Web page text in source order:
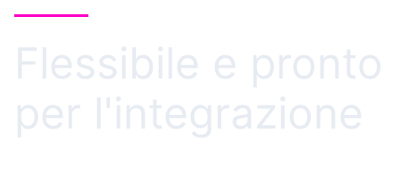
Flessibile e pronto
per l'integrazione